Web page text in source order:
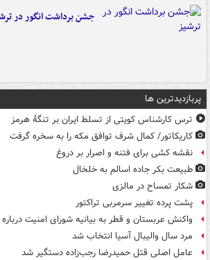
جشن برداشت انگور در
پربازدیدترین ها
ترس کارشناس کویتی از تسلط ایران بر تنگۀ هرمز
کاریکاتور/ کمال شرف توافق مکه را به سخره گرفت
نقشه کشی برای فتنه و اصرار بر دروغ
طبیعت بکر جاده اسالم به خلخال
شکار تمساح در مالزی
پشت پرده تغییر سرمربی تراکتور
واکنش عربستان و قطر به بیانیه شورای امنیت
مرد سال والیبال آسیا انتخاب شد
عامل اصلی قتل حمیدرضا رجب‌زاده دستگیر شد